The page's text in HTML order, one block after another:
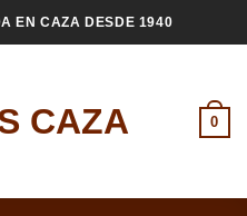
EN CAZA DESDE 1940
0